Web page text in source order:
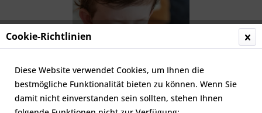
Cookie-Richtlinien
Diese Website verwendet Cookies, um Ihnen die
bestmögliche Funktionalität bieten zu können. Wenn Sie
damit nicht einverstanden sein sollten, stehen Ihnen